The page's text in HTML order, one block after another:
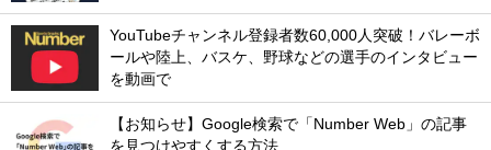
YouTubeチャンネル登録者数60,000人突破！バレーボ
ールや陸上、バスケ、野球などの選手のインタビュー
を動画で
【お知らせ】Google検索で「Number Web」の記事
を見つけやすくする方法